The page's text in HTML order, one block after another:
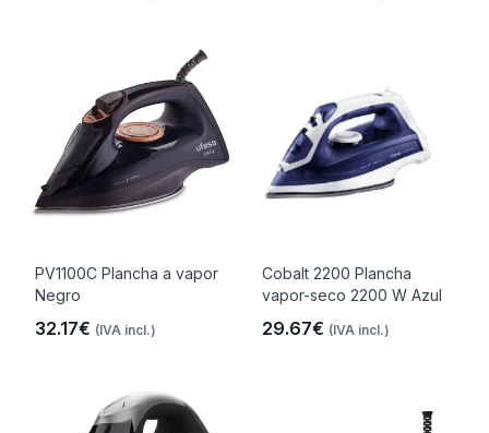
PV1100C Plancha a vapor
Negro
32.17€ (IVA incl.)
Cobalt 2200 Plancha
vapor-seco 2200 W Azul
29.67€ (IVA incl.)